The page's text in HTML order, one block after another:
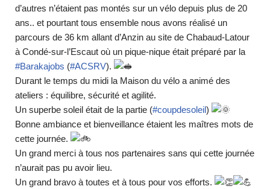
d’autres n’étaient pas montés sur un vélo depuis plus de 20
ans.. et pourtant tous ensemble nous avons réalisé un
parcours de 36 km allant d’Anzin au site de Chabaud-Latour
à Condé-sur-l’Escaut où un pique-nique était préparé par la
#Barakajobs (#ACSRV).
Durant le temps du midi la Maison du vélo a animé des
ateliers : équilibre, sécurité et agilité.
Un superbe soleil était de la partie (#coupdesoleil)
Bonne ambiance et bienveillance étaient les maîtres mots de
cette journée.
Un grand merci à tous nos partenaires sans qui cette journée
n’aurait pas pu avoir lieu.
Un grand bravo à toutes et à tous pour vos efforts.